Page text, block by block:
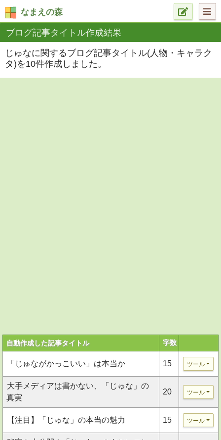
なまえの森
ブログ記事タイトル作成結果
じゅなに関するブログ記事タイトル(人物・キャラク
タ)を10件作成しました。
自動作成した記事タイトル 字数
「じゅながかっこいい」は本当か 15 ツール
大手メディアは書かない、「じゅな」の
真実
20 ツール
【注目】「じゅな」の本当の魅力 15 ツール